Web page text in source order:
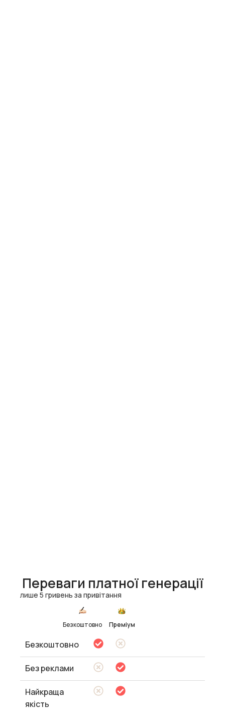
Переваги платної генерації
лише 5 гривень за привітання
Безкоштовно Преміум
Безкоштовно
Без реклами
Найкраща
якість